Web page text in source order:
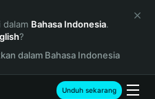
dalam Bahasa Indonesia.
?
dalam Bahasa Indonesia
Unduh sekarang